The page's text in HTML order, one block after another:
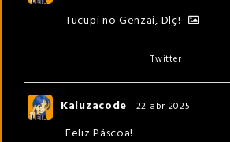
Tucupi no Genzai, Dlç!
Twitter
Kaluzacode 22 abr 2025
Feliz Páscoa!